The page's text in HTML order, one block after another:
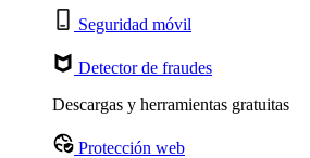
Seguridad móvil
Detector de fraudes
Descargas y herramientas gratuitas
Protección web